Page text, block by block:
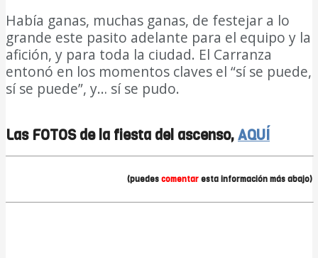
Había ganas, muchas ganas, de festejar a lo
grande este pasito adelante para el equipo y la
afición, y para toda la ciudad. El Carranza
entonó en los momentos claves el “sí se puede,
sí se puede”, y… sí se pudo.
Las FOTOS de la fiesta del ascenso,AQUÍ
(puedescomentaresta información más abajo)